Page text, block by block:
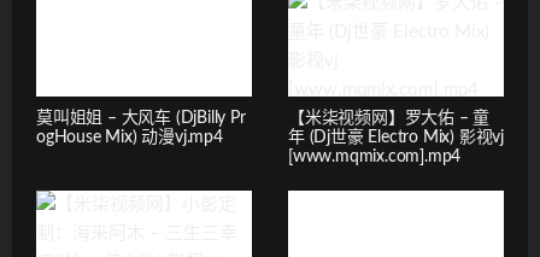
莫叫姐姐 – 大风车 (DjBilly Pr
ogHouse Mix) 动漫vj.mp4
【米柒视频网】罗大佑 – 童
年 (Dj世豪 Electro Mix) 影视vj
[www.mqmix.com].mp4